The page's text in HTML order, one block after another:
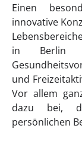
Einen
innovative
in Berlin
und
Vor allem
dazu bei,
persönlichen